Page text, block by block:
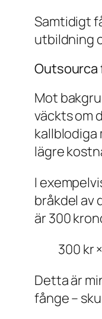
Samtidigt
utbildning
Outsourca
Mot
väckts om
kallblodiga
lägre
I
bråkdel av
är 300
300 kr
Detta är
fånge –